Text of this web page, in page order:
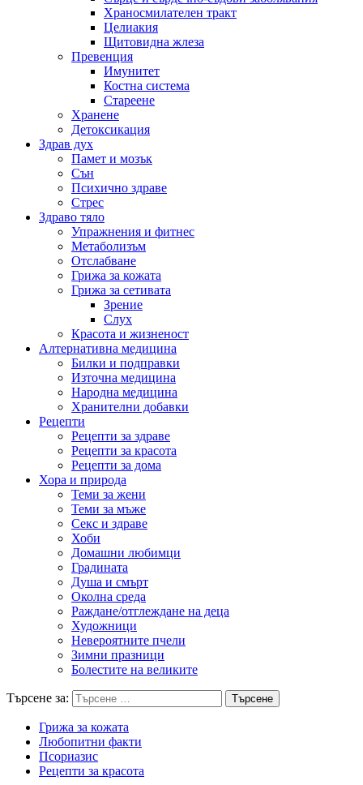
Храносмилателен тракт
Целиакия
Щитовидна жлеза
Превенция
Имунитет
Костна система
Стареене
Хранене
Детоксикация
Здрав дух
Памет и мозък
Сън
Психично здраве
Стрес
Здраво тяло
Упражнения и фитнес
Метаболизъм
Отслабване
Грижа за кожата
Грижа за сетивата
Зрение
Слух
Красота и жизненост
Алтернативна медицина
Билки и подправки
Източна медицина
Народна медицина
Хранителни добавки
Рецепти
Рецепти за здраве
Рецепти за красота
Рецепти за дома
Хора и природа
Теми за жени
Теми за мъже
Секс и здраве
Хоби
Домашни любимци
Градината
Душа и смърт
Околна среда
Раждане/отглеждане на деца
Художници
Невероятните пчели
Зимни празници
Болестите на великите
Търсене за:
Грижа за кожата
Любопитни факти
Псориазис
Рецепти за красота